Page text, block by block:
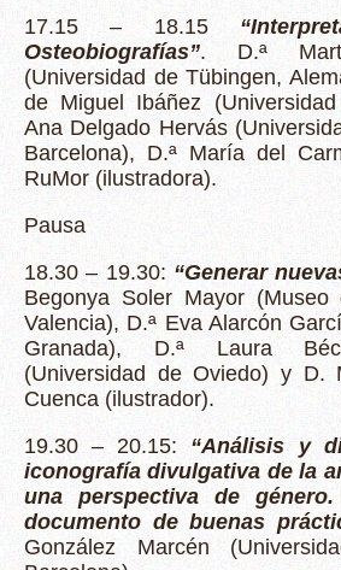
17.15 – 18.15
Osteobiografías”. D.ª
(Universidad de Tübingen,
de Miguel Ibáñez
Ana Delgado Hervás
Barcelona), D.ª María del
RuMor (ilustradora).
Pausa
18.30 – 19.30: “Generar
Begonya Soler Mayor
Valencia), D.ª Eva Alarcón
Granada), D.ª Laura
(Universidad de Oviedo) y D.
Cuenca (ilustrador).
19.30 – 20.15: “Análisis y
iconografía divulgativa de la
una perspectiva de
documento de buenas
González Marcén